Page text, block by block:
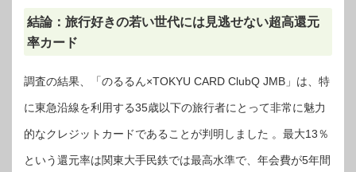
結論：旅行好きの若い世代には見逃せない超高還元
率カード
調査の結果、「のるるん×TOKYU CARD ClubQ JMB」は、特
に東急沿線を利用する35歳以下の旅行者にとって非常に魅力
的なクレジットカードであることが判明しました 。最大13％
という還元率は関東大手民鉄では最高水準で、年会費が5年間